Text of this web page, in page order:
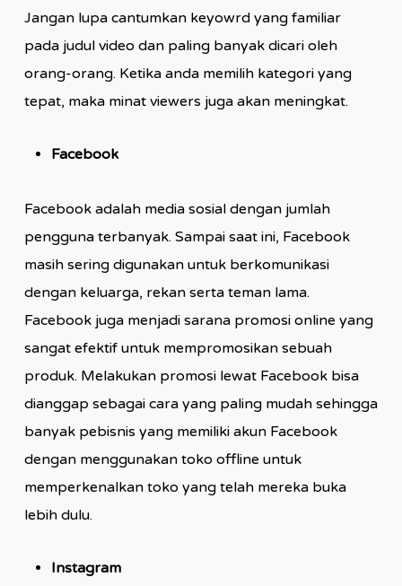
Jangan lupa cantumkan keyowrd yang familiar
pada judul video dan paling banyak dicari oleh
orang-orang. Ketika anda memilih kategori yang
tepat, maka minat viewers juga akan meningkat.
Facebook
Facebook adalah media sosial dengan jumlah
pengguna terbanyak. Sampai saat ini, Facebook
masih sering digunakan untuk berkomunikasi
dengan keluarga, rekan serta teman lama.
Facebook juga menjadi sarana promosi online yang
sangat efektif untuk mempromosikan sebuah
produk. Melakukan promosi lewat Facebook bisa
dianggap sebagai cara yang paling mudah sehingga
banyak pebisnis yang memiliki akun Facebook
dengan menggunakan toko offline untuk
memperkenalkan toko yang telah mereka buka
lebih dulu.
Instagram